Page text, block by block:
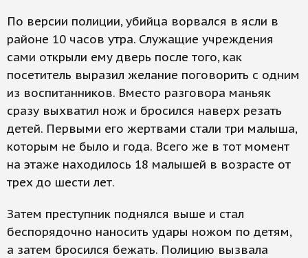
По версии полиции, убийца ворвался в ясли в
районе 10 часов утра. Служащие учреждения
сами открыли ему дверь после того, как
посетитель выразил желание поговорить с одним
из воспитанников. Вместо разговора маньяк
сразу выхватил нож и бросился наверх резать
детей. Первыми его жертвами стали три малыша,
которым не было и года. Всего же в тот момент
на этаже находилось 18 малышей в возрасте от
трех до шести лет.
Затем преступник поднялся выше и стал
беспорядочно наносить удары ножом по детям,
а затем бросился бежать. Полицию вызвала